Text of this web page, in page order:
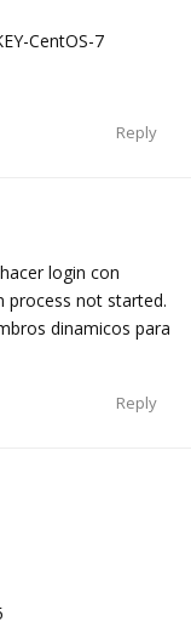
CentOS-7
Reply
login con
process not started.
dinamicos para
Reply